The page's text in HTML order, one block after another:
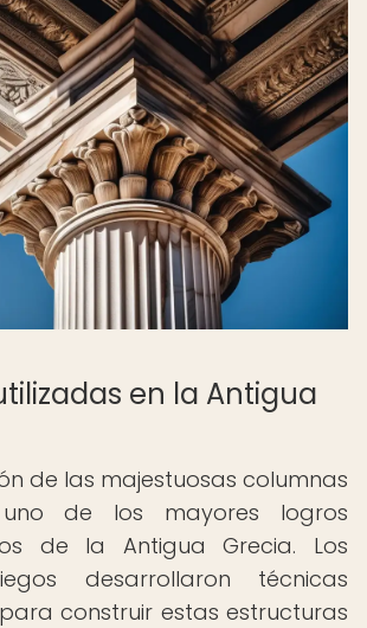
en la Antigua
de las majestuosas columnas
de los mayores logros
de la Antigua Grecia. Los
desarrollaron técnicas
construir estas estructuras